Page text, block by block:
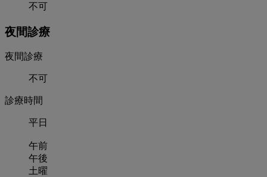
不可
夜間診療
夜間診療
不可
診療時間
平日
午前
午後
土曜